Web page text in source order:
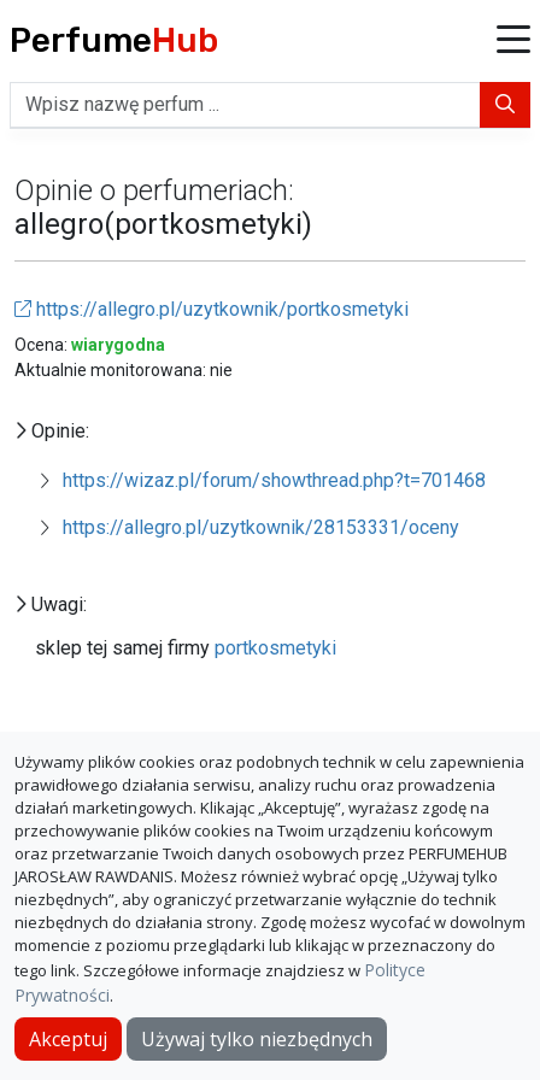
PerfumeHub
Opinie o perfumeriach:
allegro(portkosmetyki)
https://allegro.pl/uzytkownik/portkosmetyki
Ocena: wiarygodna
Aktualnie monitorowana: nie
Opinie:
https://wizaz.pl/forum/showthread.php?t=701468
https://allegro.pl/uzytkownik/28153331/oceny
Uwagi:
sklep tej samej firmy portkosmetyki
O PerfumeHub Polityka Prywatności Dla sklepów
© PerfumeHub 2026
Używamy plików cookies oraz podobnych technik w celu zapewnienia
prawidłowego działania serwisu, analizy ruchu oraz prowadzenia
działań marketingowych. Klikając „Akceptuję”, wyrażasz zgodę na
przechowywanie plików cookies na Twoim urządzeniu końcowym
oraz przetwarzanie Twoich danych osobowych przez PERFUMEHUB
JAROSŁAW RAWDANIS. Możesz również wybrać opcję „Używaj tylko
niezbędnych”, aby ograniczyć przetwarzanie wyłącznie do technik
niezbędnych do działania strony. Zgodę możesz wycofać w dowolnym
momencie z poziomu przeglądarki lub klikając w przeznaczony do
tego link. Szczegółowe informacje znajdziesz w Polityce
Prywatności.
Akceptuj Używaj tylko niezbędnych